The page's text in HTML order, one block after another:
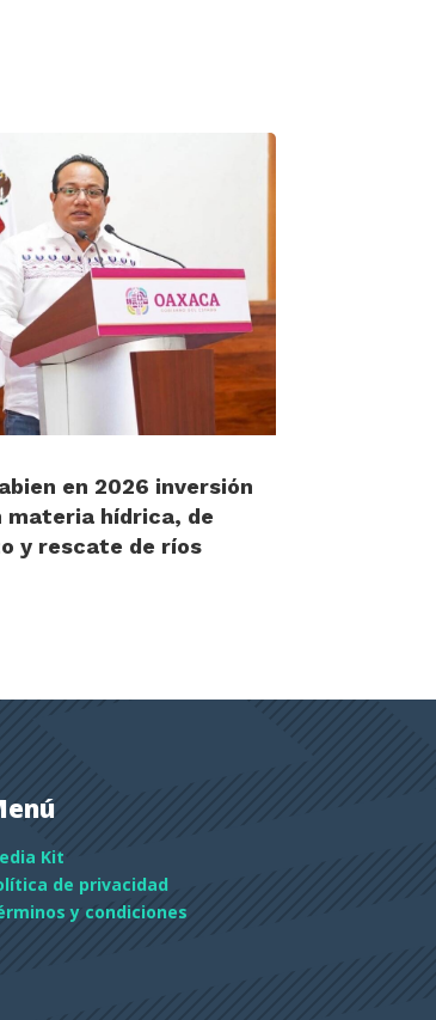
en 2026 inversión
materia hídrica, de
y rescate de ríos
Kit
de privacidad
y condiciones